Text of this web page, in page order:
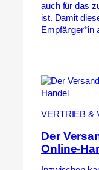
auch für das
ist. Damit
Empfänger*in
VERTRIEB &
Der
Online-